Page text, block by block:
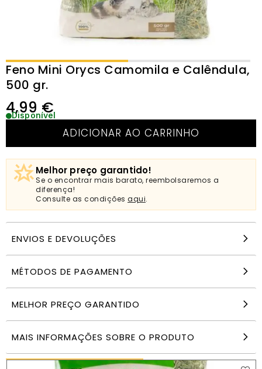
Feno Mini Orycs Camomila e Calêndula,
500 gr.
4,99 €
Disponível
ADICIONAR AO CARRINHO
Melhor preço garantido!
Se o encontrar mais barato, reembolsaremos a
diferença!
Consulte as condições aqui.
ENVIOS E DEVOLUÇÕES
MÉTODOS DE PAGAMENTO
MELHOR PREÇO GARANTIDO
MAIS INFORMAÇÕES SOBRE O PRODUTO
4,99€
ADICIONAR
PRODUTOS SEMELHANTES